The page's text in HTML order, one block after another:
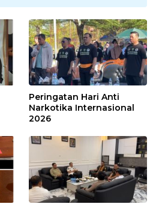
Peringatan Hari Anti
Narkotika Internasional
2026